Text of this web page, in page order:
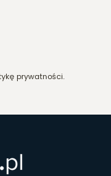
prywatności.